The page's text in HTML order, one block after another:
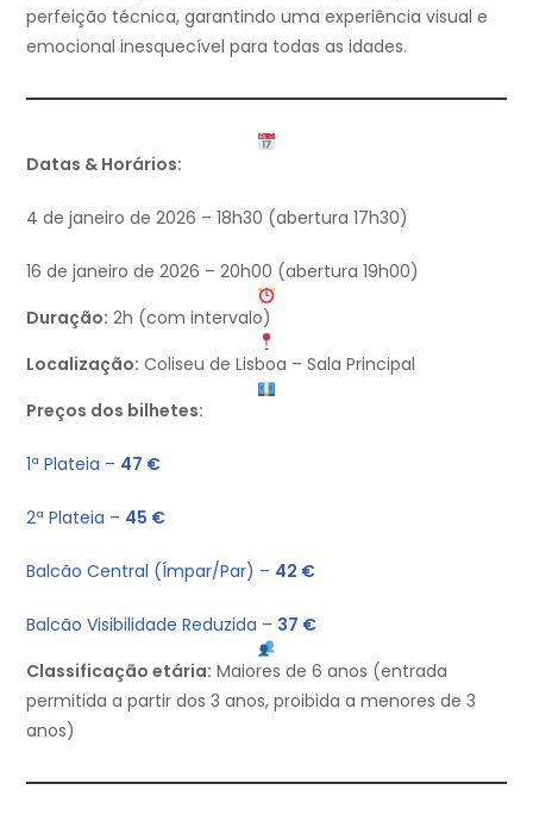
perfeição técnica, garantindo uma experiência visual e
emocional inesquecível para todas as idades.
Datas & Horários:
4 de janeiro de 2026 – 18h30 (abertura 17h30)
16 de janeiro de 2026 – 20h00 (abertura 19h00)
Duração: 2h (com intervalo)
Localização: Coliseu de Lisboa – Sala Principal
Preços dos bilhetes:
1ª Plateia – 47 €
2ª Plateia – 45 €
Balcão Central (Ímpar/Par) – 42 €
Balcão Visibilidade Reduzida – 37 €
Classificação etária: Maiores de 6 anos (entrada
permitida a partir dos 3 anos, proibida a menores de 3
anos)